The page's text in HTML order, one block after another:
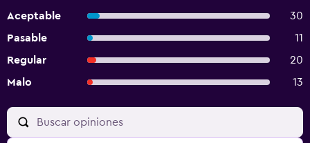
Aceptable
30
Pasable
11
Regular
20
Malo
13